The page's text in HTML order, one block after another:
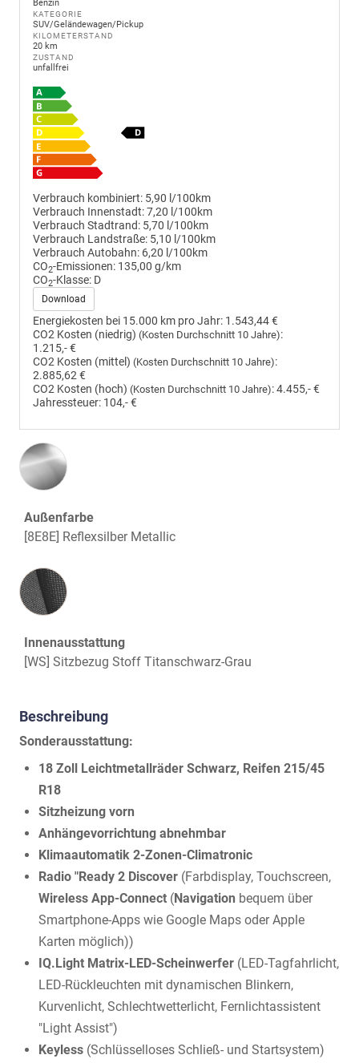
Benzin
KATEGORIE
SUV/Geländewagen/Pickup
KILOMETERSTAND
20 km
ZUSTAND
unfallfrei
Verbrauch kombiniert: 5,90 l/100km
Verbrauch Innenstadt:7,20 l/100km
Verbrauch Stadtrand: 5,70 l/100km
Verbrauch Landstraße: 5,10 l/100km
Verbrauch Autobahn: 6,20 l/100km
CO2-Emissionen: 135,00 g/km
CO2-Klasse: D
Download
Energiekosten bei 15.000 km pro Jahr: 1.543,44 €
CO2 Kosten (niedrig) (Kosten Durchschnitt 10 Jahre):
1.215,- €
CO2 Kosten (mittel) (Kosten Durchschnitt 10 Jahre):
2.885,62 €
CO2 Kosten (hoch) (Kosten Durchschnitt 10 Jahre):4.455,- €
Jahressteuer: 104,- €
Außenfarbe
[8E8E] Reflexsilber Metallic
Innenausstattung
Innenausstattung
[WS] Sitzbezug Stoff Titanschwarz-Grau
Beschreibung
Sonderausstattung:
18 Zoll Leichtmetallräder Schwarz, Reifen 215/45
R18
Sitzheizung vorn
Anhängevorrichtung abnehmbar
Klimaautomatik 2-Zonen-Climatronic
Radio "Ready 2 Discover (Farbdisplay, Touchscreen,
Wireless App-Connect (Navigation bequem über
Smartphone-Apps wie Google Maps oder Apple
Karten möglich))
IQ.Light Matrix-LED-Scheinwerfer (LED-Tagfahrlicht,
LED-Rückleuchten mit dynamischen Blinkern,
Kurvenlicht, Schlechtwetterlicht, Fernlichtassistent
"Light Assist")
Keyless (Schlüsselloses Schließ- und Startsystem)